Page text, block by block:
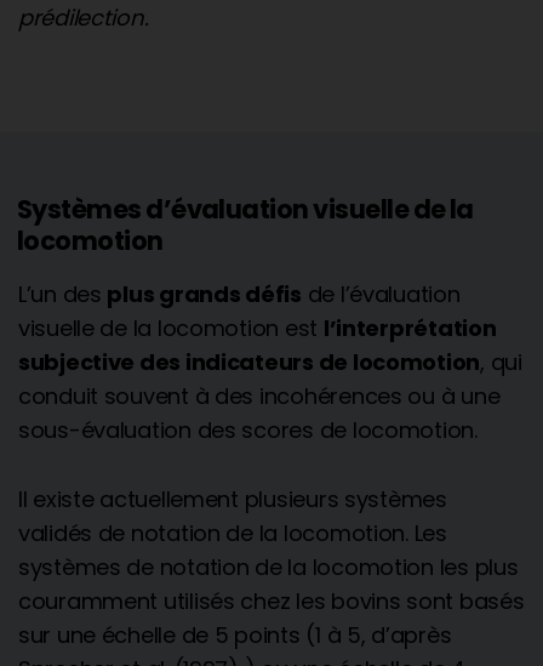
prédilection.
Systèmes d’évaluation visuelle de la
locomotion
L’un des plus grands défis de l’évaluation
visuelle de la locomotion est l’interprétation
subjective des indicateurs de locomotion, qui
conduit souvent à des incohérences ou à une
sous-évaluation des scores de locomotion.
Il existe actuellement plusieurs systèmes
validés de notation de la locomotion. Les
systèmes de notation de la locomotion les plus
couramment utilisés chez les bovins sont basés
sur une échelle de 5 points (1 à 5, d’après